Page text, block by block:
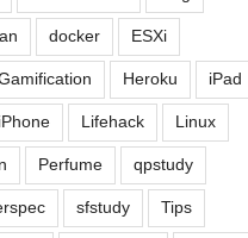
docker ESXi
Heroku iPad
Lifehack Linux
Perfume qpstudy
sfstudy Tips